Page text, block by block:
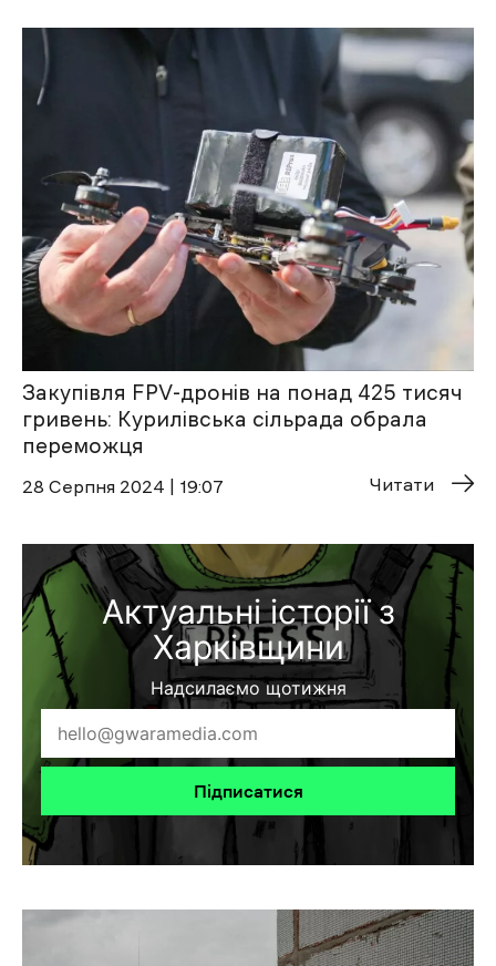
Закупівля FPV-дронів на понад 425 тисяч
гривень: Курилівська сільрада обрала
переможця
28 Cерпня 2024 | 19:07 Читати
Актуальні історії з
Харківщини
Надсилаємо щотижня
Підписатися